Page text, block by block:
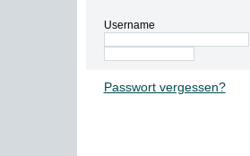
Username
Passwort vergessen?